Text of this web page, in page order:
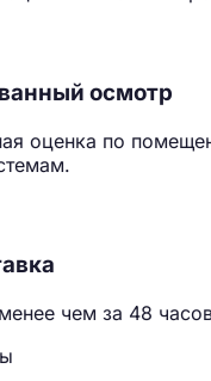
осмотр
оценка по
чем за 48